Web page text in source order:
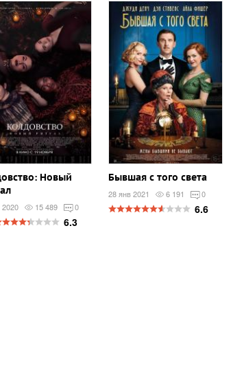
Новый
2020 15 489 0
6.3
Бывшая с того света
28 янв 2021 6 191 0
6.6